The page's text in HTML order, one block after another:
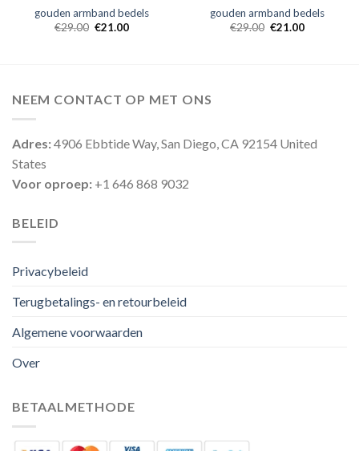
gouden armband bedels
€29.00 €21.00
gouden armband bedels
€29.00 €21.00
NEEM CONTACT OP MET ONS
Adres:4906 Ebbtide Way, San Diego, CA 92154 United
States
Voor oproep: +1 646 868 9032
BELEID
Privacybeleid
Terugbetalings- en retourbeleid
Algemene voorwaarden
Over
BETAALMETHODE